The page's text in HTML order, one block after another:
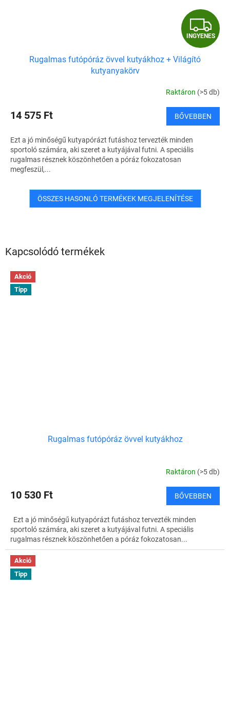
Kapcsolódó termékek
Akció
Tipp
Rugalmas futópóráz övvel kutyákhoz
Raktáron (>5 db)
10 530 Ft BŐVEBBEN
Ezt a jó minőségű kutyapórázt futáshoz tervezték minden
sportoló számára, aki szeret a kutyájával futni. A speciális
rugalmas résznek köszönhetően a póráz fokozatosan...
Akció
Tipp
I
N
Y
E
N
INGYENES
Rugalmas futópóráz övvel kutyákhoz + Világító
kutyanyakörv
Raktáron (>5 db)
14 575 Ft BŐVEBBEN
Ezt a jó minőségű kutyapórázt futáshoz tervezték minden
sportoló számára, aki szeret a kutyájával futni. A speciális
rugalmas résznek köszönhetően a póráz fokozatosan
megfeszül,...
ÖSSZES HASONLÓ TERMÉKEK MEGJELENÍTÉSE